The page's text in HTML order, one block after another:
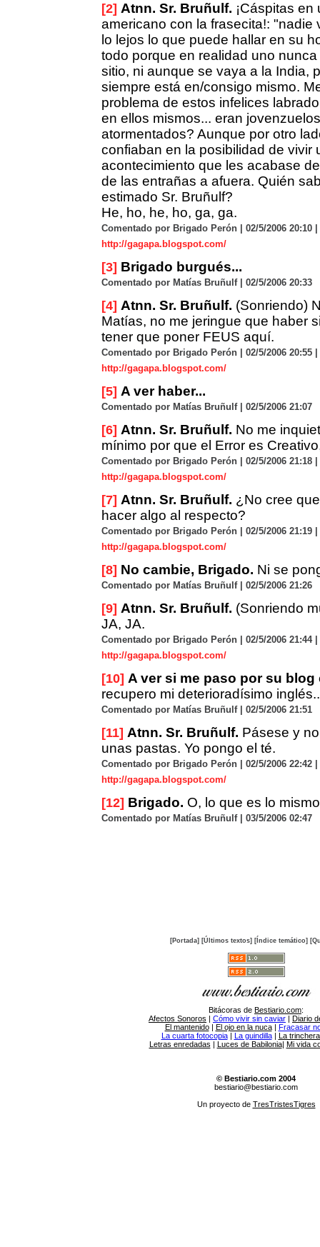
[2] Atnn. Sr. Bruñulf. ¡Cáspitas en
americano con la frasecita!: "nadie
lo lejos lo que puede hallar en su
todo porque en realidad uno
sitio, ni aunque se vaya a la India,
siempre está en/consigo mismo.
problema de estos infelices
en ellos mismos... eran
atormentados? Aunque por otro
confiaban en la posibilidad de vivir
acontecimiento que les acabase
de las entrañas a afuera. Quién
estimado Sr. Bruñulf?
He, ho, he, ho, ga, ga.
Comentado por Brigado Perón | 02/5/2006 20:10 |
http://gagapa.blogspot.com/
[3] Brigado burgués...
Comentado por Matías Bruñulf | 02/5/2006 20:33
[4] Atnn. Sr. Bruñulf. (Sonriendo)
Matías, no me jeringue que haber
tener que poner FEUS aquí.
Comentado por Brigado Perón | 02/5/2006 20:55 |
http://gagapa.blogspot.com/
[5] A ver haber...
Comentado por Matías Bruñulf | 02/5/2006 21:07
[6] Atnn. Sr. Bruñulf. No me
mínimo por que el Error es
Comentado por Brigado Perón | 02/5/2006 21:18 |
http://gagapa.blogspot.com/
[7] Atnn. Sr. Bruñulf. ¿No cree
hacer algo al respecto?
Comentado por Brigado Perón | 02/5/2006 21:19 |
http://gagapa.blogspot.com/
[8] No cambie, Brigado. Ni se
Comentado por Matías Bruñulf | 02/5/2006 21:26
[9] Atnn. Sr. Bruñulf. (Sonriendo
JA, JA.
Comentado por Brigado Perón | 02/5/2006 21:44 |
http://gagapa.blogspot.com/
[10] A ver si me paso por su blog
recupero mi deterioradísimo
Comentado por Matías Bruñulf | 02/5/2006 21:51
[11] Atnn. Sr. Bruñulf. Pásese y
unas pastas. Yo pongo el té.
Comentado por Brigado Perón | 02/5/2006 22:42 |
http://gagapa.blogspot.com/
[12] Brigado. O, lo que es lo
Comentado por Matías Bruñulf | 03/5/2006 02:47
[Portada] [Últimos textos] [Índice temático]
Bitácoras de Bestiario.com:
Afectos Sonoros | Cómo vivir sin caviar | Diario
El mantenido| El ojo en la nuca| Fracasar
La cuarta fotocopia| La guindilla| La
Letras enredadas | Luces de Babilonia| Mi vida
© Bestiario.com 2004
bestiario@bestiario.com
Un proyecto de TresTristesTigres